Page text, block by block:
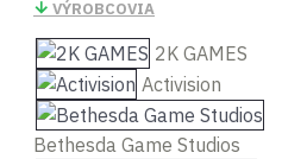
VÝROBCOVIA
2K GAMES
Activision
Bethesda Game Studios